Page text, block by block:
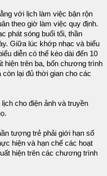
với lịch làm việc bận rộn
theo giờ làm việc quy định.
phát sóng buổi tối, thần
Giữa lúc khớp nhạc và biểu
diễn có thể kéo dài đến 10
hiện trên ba, bốn chương trình
lại đủ thời gian cho các
cho điện ảnh và truyền
tượng trẻ phải giới hạn số
hiện và hạn chế các hoạt
hiện trên các chương trình